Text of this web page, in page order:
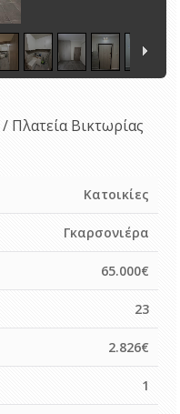
/ Πλατεία Βικτωρίας
Κατοικίες
Γκαρσονιέρα
65.000€
23
2.826€
1